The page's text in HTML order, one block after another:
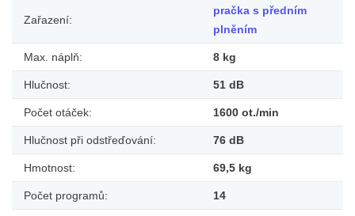
Zařazení:
pračka s předním
plněním
Max. náplň: 8 kg
Hlučnost: 51 dB
Počet otáček: 1600 ot./min
Hlučnost při odstřeďování: 76 dB
Hmotnost: 69,5 kg
Počet programů: 14